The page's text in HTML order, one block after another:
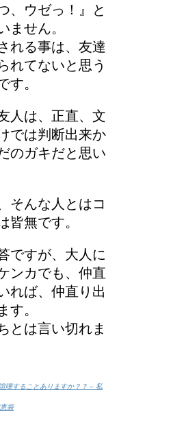
、ウゼっ！』と
ません。
れる事は、友達
れてないと思う
す。
人は、正直、文
では判断出来か
のガキだと思い
そんな人とはコ
皆無です。
ですが、大人に
ンカでも、仲直
れば、仲直り出
す。
とは言い切れま
嘩することありますか？？ – 私
袋